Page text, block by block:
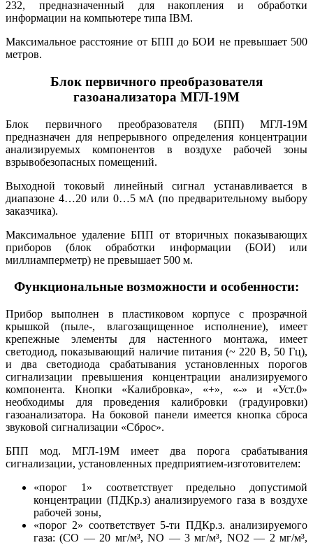
232, предназначенный для накопления и обработки
информации на компьютере типа IBM.
Максимальное расстояние от БПП до БОИ не превышает 500
метров.
Блок первичного преобразователя
газоанализатора МГЛ-19М
Блок первичного преобразователя (БПП) МГЛ-19М
предназначен для непрерывного определения концентрации
анализируемых компонентов в воздухе рабочей зоны
взрывобезопасных помещений.
Выходной токовый линейный сигнал устанавливается в
диапазоне 4…20 или 0…5 мА (по предварительному выбору
заказчика).
Максимальное удаление БПП от вторичных показывающих
приборов (блок обработки информации (БОИ) или
миллиамперметр) не превышает 500 м.
Функциональные возможности и особенности:
Прибор выполнен в пластиковом корпусе с прозрачной
крышкой (пыле-, влагозащищенное исполнение), имеет
крепежные элементы для настенного монтажа, имеет
светодиод, показывающий наличие питания (~ 220 В, 50 Гц),
и два светодиода срабатывания установленных порогов
сигнализации превышения концентрации анализируемого
компонента. Кнопки «Калибровка», «+», «-» и «Уст.0»
необходимы для проведения калибровки (градуировки)
газоанализатора. На боковой панели имеется кнопка сброса
звуковой сигнализации «Сброс».
БПП мод. МГЛ-19М имеет два порога срабатывания
сигнализации, установленных предприятием-изготовителем:
«порог 1» соответствует предельно допустимой
концентрации (ПДКр.з) анализируемого газа в воздухе
рабочей зоны,
«порог 2» соответствует 5-ти ПДКр.з. анализируемого
газа: (СО — 20 мг/м³, NO — 3 мг/м³, NO2 — 2 мг/м³,